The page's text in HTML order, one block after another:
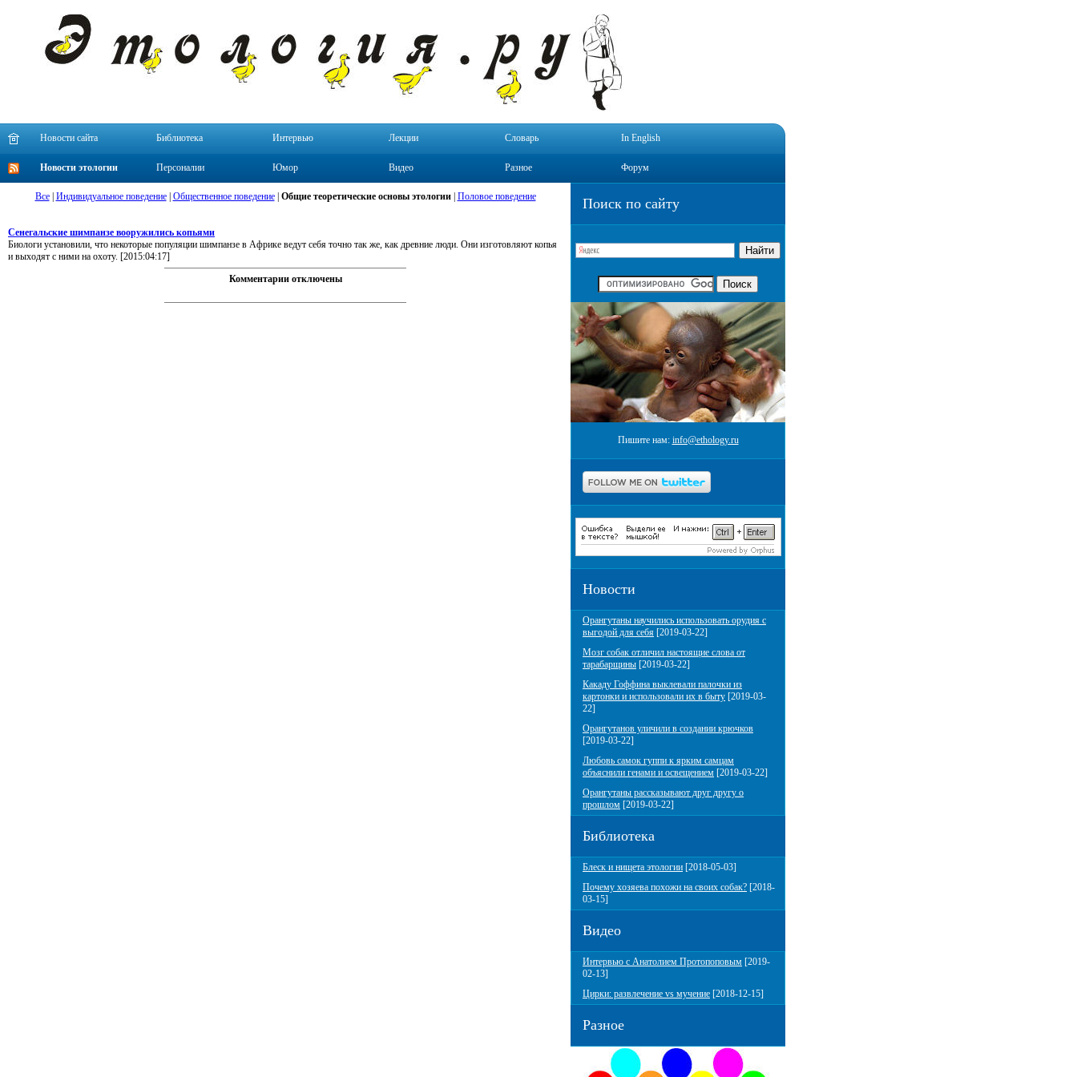
Новости сайта Библиотека Интервью Лекции Словарь In English
Новости этологии Персоналии Юмор Видео Разное Форум
Поиск по сайту
Пишите нам: info@ethology.ru
Новости
Орангутаны научились использовать орудия с
выгодой для себя [2019-03-22]
Мозг собак отличил настоящие слова от
тарабарщины [2019-03-22]
Какаду Гоффина выклевали палочки из
картонки и использовали их в быту [2019-03-
22]
Орангутанов уличили в создании крючков
[2019-03-22]
Любовь самок гуппи к ярким самцам
объяснили генами и освещением [2019-03-22]
Орангутаны рассказывают друг другу о
прошлом [2019-03-22]
Библиотека
Блеск и нищета этологии [2018-05-03]
Почему хозяева похожи на своих собак? [2018-
03-15]
Видео
Интервью с Анатолием Протопоповым [2019-
02-13]
Цирки: развлечение vs мучение [2018-12-15]
Разное
Все| Индивидуальное поведение| Общественное поведение| Общие теоретические основы этологии| Половое поведение
Сенегальские шимпанзе вооружились копьями
Биологи установили, что некоторые популяции шимпанзе в Африке ведут себя точно так же, как древние люди. Они изготовляют копья
и выходят с ними на охоту. [2015:04:17]
Комментарии отключены